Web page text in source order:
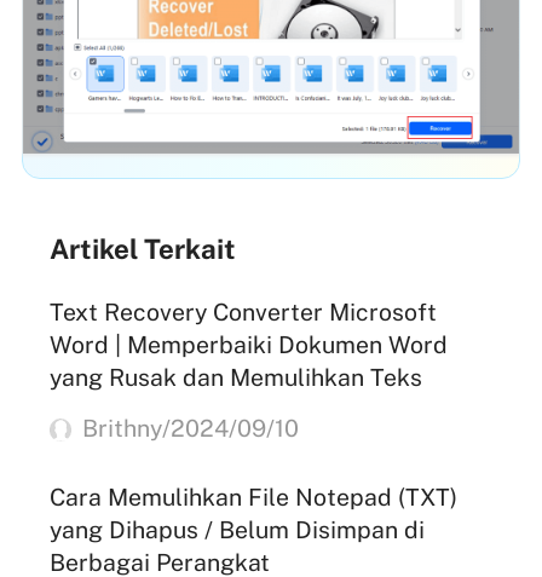
Artikel Terkait
Text Recovery Converter Microsoft
Word | Memperbaiki Dokumen Word
yang Rusak dan Memulihkan Teks
Brithny/2024/09/10
Cara Memulihkan File Notepad (TXT)
yang Dihapus / Belum Disimpan di
Berbagai Perangkat